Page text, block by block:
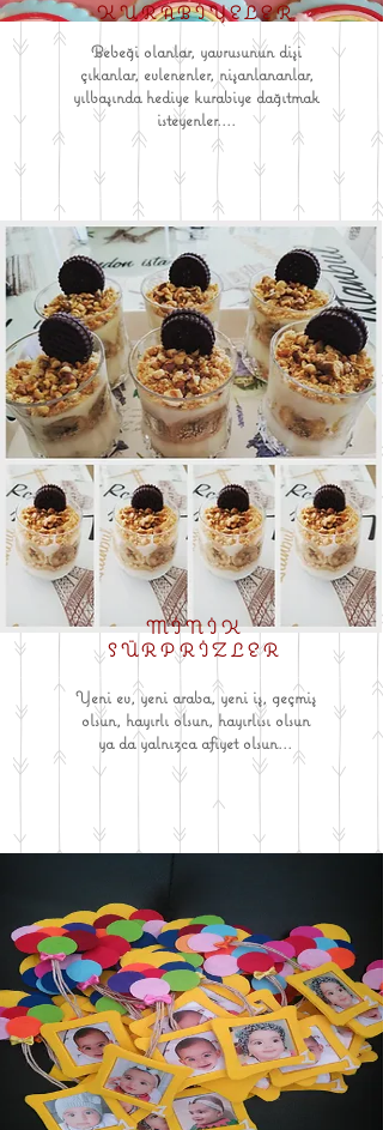
MİNİK
SÜRPRİZLER
Yeni ev, yeni araba, yeni iş, geçmiş
olsun, hayırlı olsun, hayırlısı olsun
ya da yalnızca afiyet olsun...
KURABİYELER
Bebeği olanlar, yavrusunun dişi
çıkanlar, evlenenler, nişanlananlar,
yılbaşında hediye kurabiye dağıtmak
isteyenler....